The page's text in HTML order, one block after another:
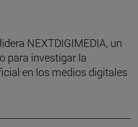
NEXTDIGIMEDIA, un
para investigar la
en los medios digitales